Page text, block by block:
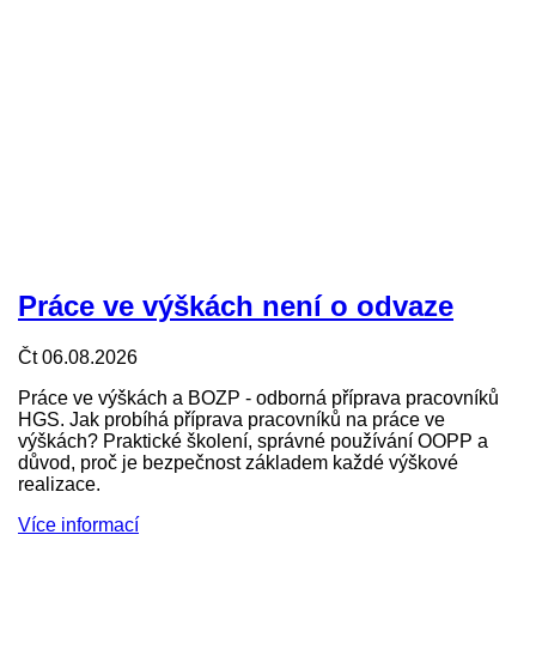
Práce ve výškách není o odvaze
Čt 06.08.2026
Práce ve výškách a BOZP - odborná příprava pracovníků
HGS. Jak probíhá příprava pracovníků na práce ve
výškách? Praktické školení, správné používání OOPP a
důvod, proč je bezpečnost základem každé výškové
realizace.
Více informací